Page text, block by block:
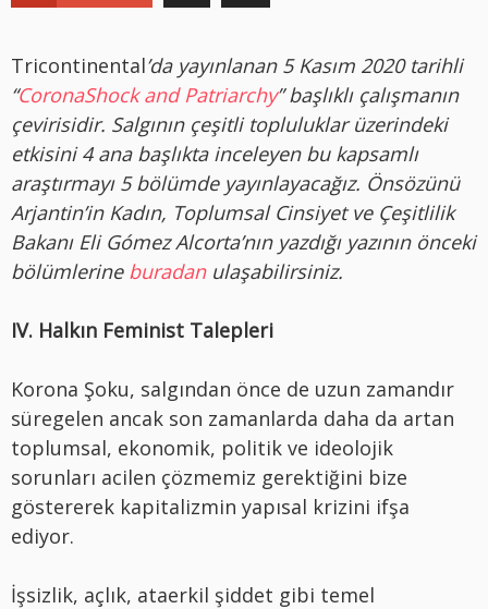
Tricontinental’da yayınlanan 5 Kasım 2020 tarihli
“CoronaShock and Patriarchy” başlıklı çalışmanın
çevirisidir. Salgının çeşitli topluluklar üzerindeki
etkisini 4 ana başlıkta inceleyen bu kapsamlı
araştırmayı 5 bölümde yayınlayacağız. Önsözünü
Arjantin’in Kadın, Toplumsal Cinsiyet ve Çeşitlilik
Bakanı Eli Gómez Alcorta’nın yazdığı yazının önceki
bölümlerine buradanulaşabilirsiniz.
IV. Halkın Feminist Talepleri
Korona Şoku, salgından önce de uzun zamandır
süregelen ancak son zamanlarda daha da artan
toplumsal, ekonomik, politik ve ideolojik
sorunları acilen çözmemiz gerektiğini bize
göstererek kapitalizmin yapısal krizini ifşa
ediyor.
İşsizlik, açlık, ataerkil şiddet gibi temel